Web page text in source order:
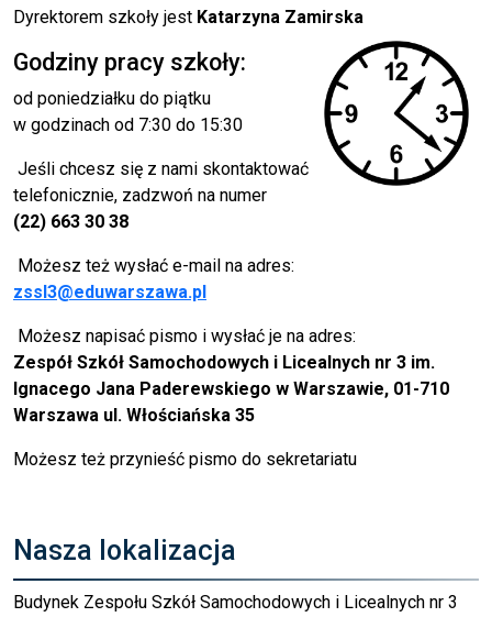
Dyrektorem szkoły jest Katarzyna Zamirska
Godziny pracy szkoły:
od poniedziałku do piątku
w godzinach od 7:30 do 15:30
Jeśli chcesz się z nami skontaktować
telefonicznie, zadzwoń na numer
(22) 663 30 38
Możesz też wysłać e-mail na adres:
zssl3@eduwarszawa.pl
Możesz napisać pismo i wysłać je na adres:
Zespół Szkół Samochodowych i Licealnych nr 3 im.
Ignacego Jana Paderewskiego w Warszawie, 01-710
Warszawa ul. Włościańska 35
Możesz też przynieść pismo do sekretariatu
Nasza lokalizacja
Budynek Zespołu Szkół Samochodowych i Licealnych nr 3